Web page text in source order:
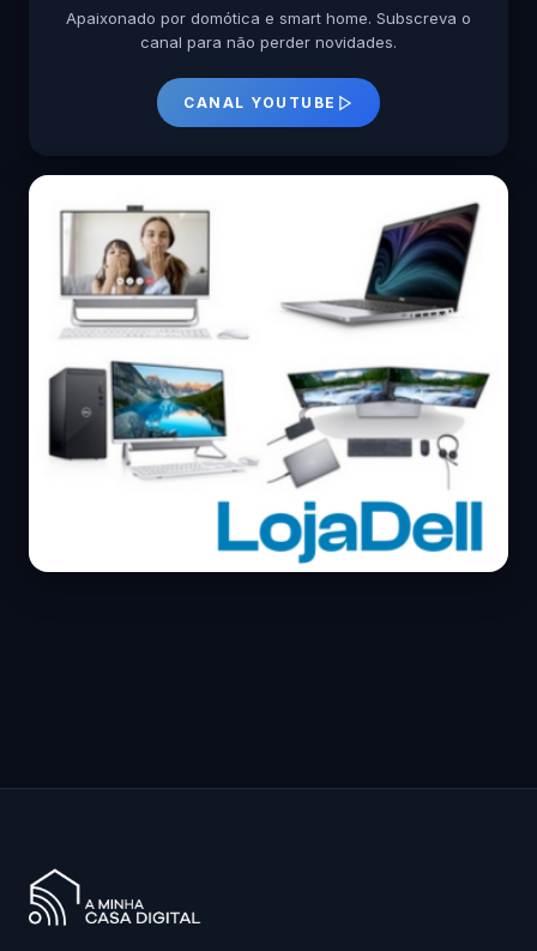
Apaixonado por domótica e smart home. Subscreva o
canal para não perder novidades.
CANAL YOUTUBE